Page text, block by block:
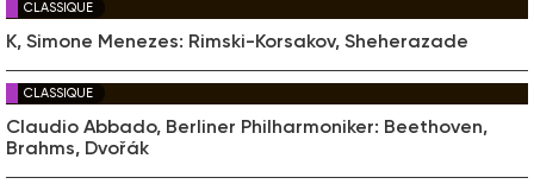
CLASSIQUE
K, Simone Menezes: Rimski-Korsakov, Sheherazade
CLASSIQUE
Claudio Abbado, Berliner Philharmoniker: Beethoven,
Brahms, Dvořák